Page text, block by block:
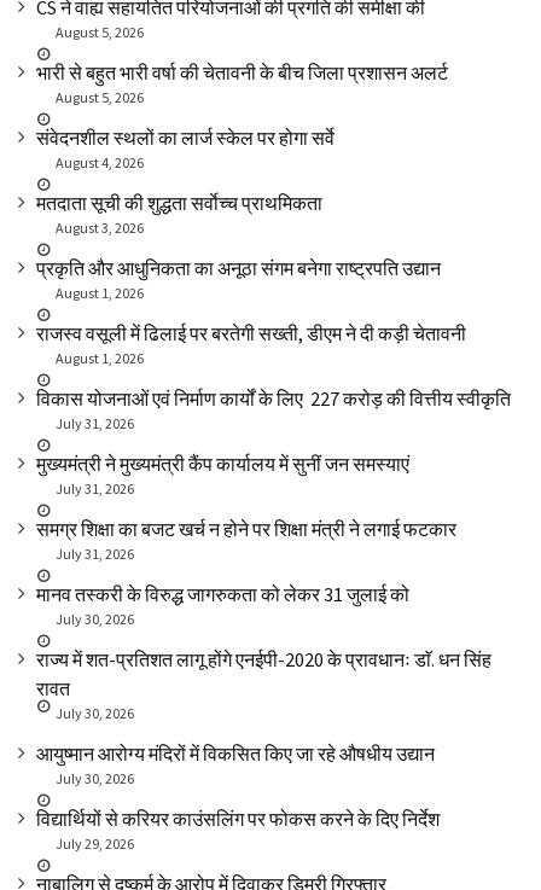
CS ने वाह्य सहायतित परियोजनाओं की प्रगति की समीक्षा की
August 5, 2026
भारी से बहुत भारी वर्षा की चेतावनी के बीच जिला प्रशासन अलर्ट
August 5, 2026
संवेदनशील स्थलों का लार्ज स्केल पर होगा सर्वे
August 4, 2026
मतदाता सूची की शुद्धता सर्वाेच्च प्राथमिकता
August 3, 2026
प्रकृति और आधुनिकता का अनूठा संगम बनेगा राष्ट्रपति उद्यान
August 1, 2026
राजस्व वसूली में ढिलाई पर बरतेगी सख्ती, डीएम ने दी कड़ी चेतावनी
August 1, 2026
विकास योजनाओं एवं निर्माण कार्यों के लिए ₹ 227 करोड़ की वित्तीय स्वीकृति
July 31, 2026
मुख्यमंत्री ने मुख्यमंत्री कैंप कार्यालय में सुनीं जन समस्याएं
July 31, 2026
समग्र शिक्षा का बजट खर्च न होने पर शिक्षा मंत्री ने लगाई फटकार
July 31, 2026
मानव तस्करी के विरुद्ध जागरुकता को लेकर 31 जुलाई को
July 30, 2026
राज्य में शत-प्रतिशत लागू होंगे एनईपी-2020 के प्रावधानः डाॅ. धन सिंह
रावत
July 30, 2026
आयुष्मान आरोग्य मंदिरों में विकसित किए जा रहे औषधीय उद्यान
July 30, 2026
विद्यार्थियों से करियर काउंसलिंग पर फोकस करने के दिए निर्देश
July 29, 2026
नाबालिग से दुष्कर्म के आरोप में दिवाकर डिमरी गिरफ्तार